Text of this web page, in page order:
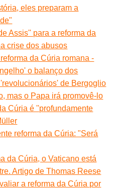
eles preparam a
Assis'' para a reforma da
crise dos abusos
da Cúria romana -
o balanço dos
de Bergoglio
mas o Papa irá promovê-lo
Cúria é ''profundamente
reforma da Cúria: "Será
da Cúria, o Vaticano está
Artigo de Thomas Reese
a reforma da Cúria por